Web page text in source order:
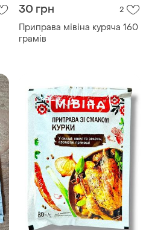
30 грн 2
Приправа мівіна куряча 160
грамів